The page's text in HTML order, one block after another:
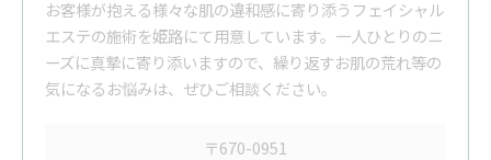
お客様が抱える様々な肌の違和感に寄り添うフェイシャル
エステの施術を姫路にて用意しています。一人ひとりのニ
ーズに真摯に寄り添いますので、繰り返すお肌の荒れ等の
気になるお悩みは、ぜひご相談ください。
〒670-0951